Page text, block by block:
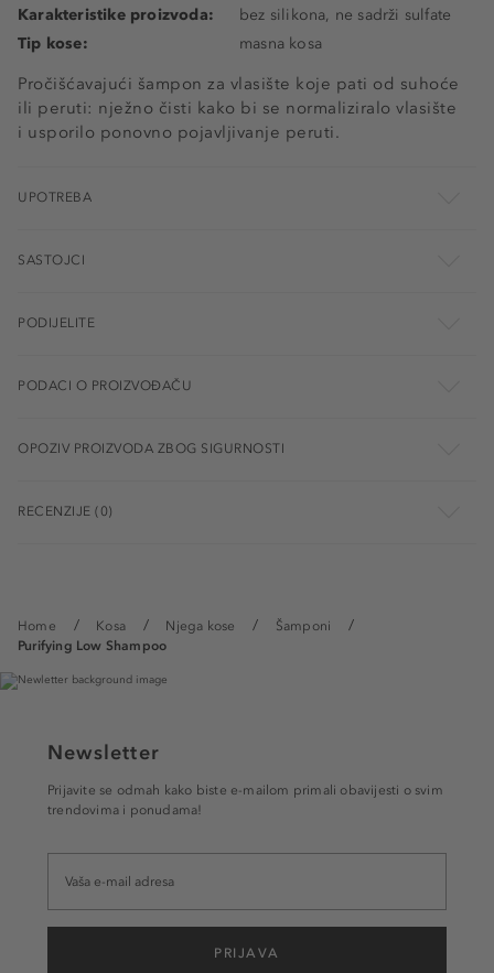
Home Kosa Njega kose
Šamponi
Purifying Low Shampoo
Pročišćavajući šampon za vlasište koje pati od suhoće
ili peruti: nježno čisti kako bi se normaliziralo vlasište
i usporilo ponovno pojavljivanje peruti.
Karakteristike proizvoda:
bez silikona, ne sadrži sulfate
Tip kose:
masna kosa
UPOTREBA
SASTOJCI
PODIJELITE
PODACI O PROIZVOĐAČU
OPOZIV PROIZVODA ZBOG SIGURNOSTI
RECENZIJE (0)
Newsletter
Prijavite se odmah kako biste e-mailom primali obavijesti o svim
trendovima i ponudama!
PRIJAVA